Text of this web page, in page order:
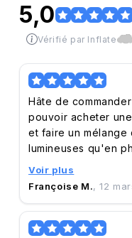
5,0
Vérifié par Inflate
Hâte de
pouvoir acheter
et faire un mélange
lumineuses qu'en
également
différentes artistes
rendez vous.
un bon service de
de faire de
Voir plus
Françoise M., 12